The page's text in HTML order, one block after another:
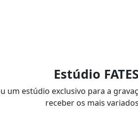
Estúdio
um estúdio exclusivo para a
receber os mais